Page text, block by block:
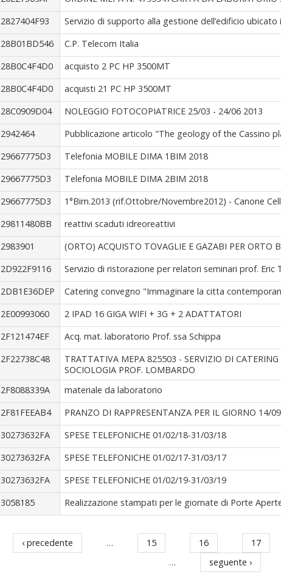
2827404F93
Servizio di supporto alla gestione dell’edificio ubicato
28B01BD546
C.P. Telecom Italia
28B0C4F4D0
acquisto 2 PC HP 3500MT
28B0C4F4D0
acquisti 21 PC HP 3500MT
28C0909D04
NOLEGGIO FOTOCOPIATRICE 25/03 - 24/06 2013
2942464
Pubblicazione articolo "The geology of the Cassino
29667775D3
Telefonia MOBILE DIMA 1BIM 2018
29667775D3
Telefonia MOBILE DIMA 2BIM 2018
29667775D3
1°Bim.2013 (rif.Ottobre/Novembre2012) - Canone
29811480BB
reattivi scaduti idreoreattivi
2983901
(ORTO) ACQUISTO TOVAGLIE E GAZABI PER ORTO
2D922F9116
Servizio di ristorazione per relatori seminari prof. Eric
2DB1E36DEP
Catering convegno "Immaginare la citta
2E00993060
2 IPAD 16 GIGA WIFI + 3G + 2 ADATTATORI
2F121474EF
Acq. mat. laboratorio Prof. ssa Schippa
2F22738C48
TRATTATIVA MEPA 825503 - SERVIZIO DI
SOCIOLOGIA PROF. LOMBARDO
2F8088339A
materiale da laboratorio
2F81FEEAB4
PRANZO DI RAPPRESENTANZA PER IL GIORNO 14/
30273632FA
SPESE TELEFONICHE 01/02/18-31/03/18
30273632FA
SPESE TELEFONICHE 01/02/17-31/03/17
30273632FA
SPESE TELEFONICHE 01/02/19-31/03/19
3058185 Realizzazione stampati per le giornate di Porte
‹ precedente … 15 16 17
…
seguente ›